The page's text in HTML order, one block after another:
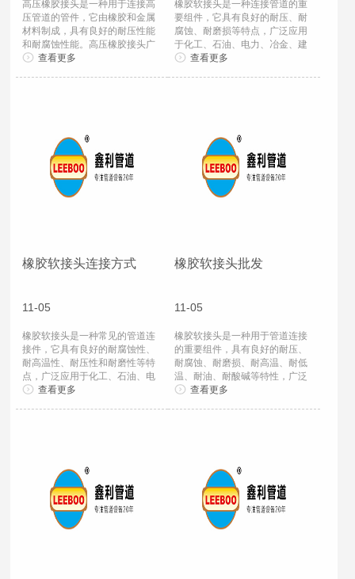
高压橡胶接头是一种用于连接高
压管道的管件，它由橡胶和金属
材料制成，具有良好的耐压性能
和耐腐蚀性能。高压橡胶接头广
泛应用于石油...
查看更多
橡胶软接头是一种连接管道的重
要组件，它具有良好的耐压、耐
腐蚀、耐磨损等特点，广泛应用
于化工、石油、电力、冶金、建
筑等领域。在...
查看更多
橡胶软接头连接方式
11-05
橡胶软接头是一种常见的管道连
接件，它具有良好的耐腐蚀性、
耐高温性、耐压性和耐磨性等特
点，广泛应用于化工、石油、电
力、冶金、建...
查看更多
橡胶软接头批发
11-05
橡胶软接头是一种用于管道连接
的重要组件，具有良好的耐压、
耐腐蚀、耐磨损、耐高温、耐低
温、耐油、耐酸碱等特性，广泛
应用于化工、...
查看更多